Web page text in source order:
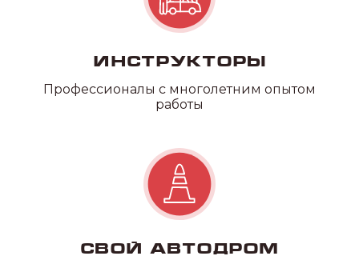
Инструкторы
Профессионалы с многолетним опытом
работы
Свой автодром